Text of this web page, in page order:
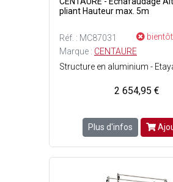
pliant Hauteur max. 5m
Réf. : MC87031
Marque : CENTAURE
2 654,95 €
Plus d'infos